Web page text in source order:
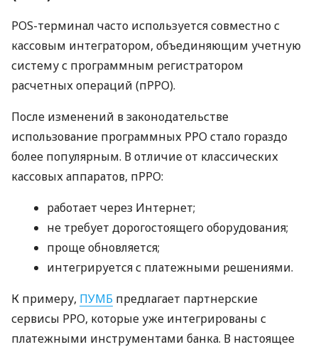
POS-терминал часто используется совместно с
кассовым интегратором, объединяющим учетную
систему с программным регистратором
расчетных операций (пРРО).
После изменений в законодательстве
использование программных РРО стало гораздо
более популярным. В отличие от классических
кассовых аппаратов, пРРО:
работает через Интернет;
не требует дорогостоящего оборудования;
проще обновляется;
интегрируется с платежными решениями.
К примеру, ПУМБ предлагает партнерские
сервисы РРО, которые уже интегрированы с
платежными инструментами банка. В настоящее